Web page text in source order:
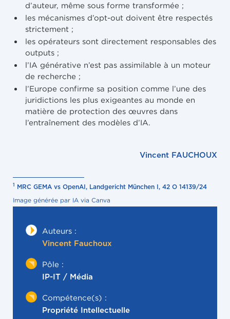
Auteurs :
Vincent Fauchoux
Pôle :
IP-IT / Média
Compétence(s) :
Propriété Intellectuelle
d’auteur, même sous forme transformée ;
les mécanismes d’opt-out doivent être respectés
strictement ;
les opérateurs sont directement responsables des
outputs ;
l’IA générative n’est pas assimilable à un moteur
de recherche ;
l’Europe confirme sa position comme l’une des
juridictions les plus exigeantes au monde en
matière de protection des œuvres dans
l’entraînement des modèles d’IA.
Vincent FAUCHOUX
1 MRC GEMA vs OpenAI, Landgericht München I, 42 O 14139/24
Image générée par IA via Canva